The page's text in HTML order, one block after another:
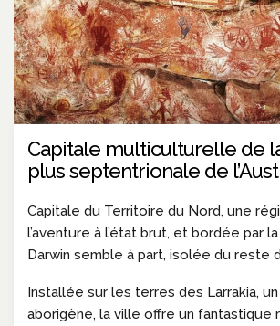
Capitale multiculturelle de
plus septentrionale de
Capitale du Territoire du Nord, une
l’aventure à l’état brut, et bordée par
Darwin semble à part, isolée du reste
Installée sur les terres des Larrakia,
aborigène, la ville offre un fantastique